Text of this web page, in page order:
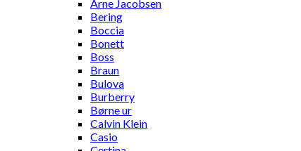
Arne Jacobsen
Bering
Boccia
Bonett
Boss
Braun
Bulova
Burberry
Børne ur
Calvin Klein
Casio